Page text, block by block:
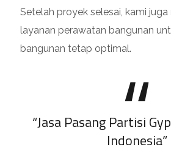
Setelah proyek selesai, kami
layanan perawatan bangunan
bangunan tetap optimal.
“Jasa Pasang Partisi
Indonesia”